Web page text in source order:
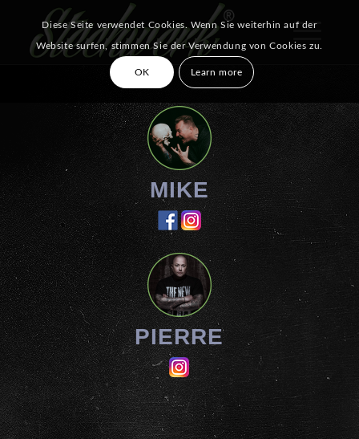
MIKE
PIERRE
Diese Seite verwendet Cookies. Wenn Sie weiterhin auf der
Website surfen, stimmen Sie der Verwendung von Cookies zu.
OK Learn more